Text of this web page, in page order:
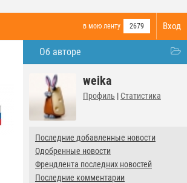
Вход
в мою ленту 2679
Об авторе
weika
Профиль | Статистика
Последние добавленные новости
Одобренные новости
Френдлента последних новостей
Последние комментарии